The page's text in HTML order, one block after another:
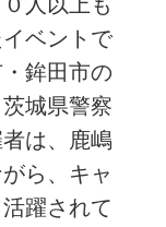
ベントで
鉾田市の
城県警察
は、鹿嶋
ら、キャ
躍されて